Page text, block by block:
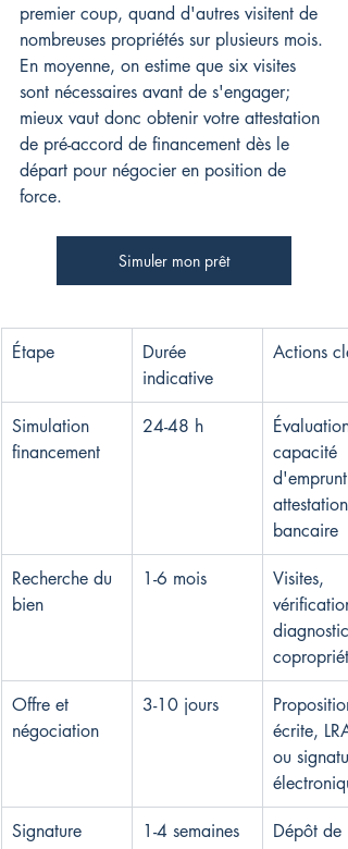
premier coup, quand d'autres visitent de
nombreuses propriétés sur plusieurs mois.
En moyenne, on estime que six visites
sont nécessaires avant de s'engager;
mieux vaut donc obtenir votre attestation
de pré-accord de financement dès le
départ pour négocier en position de
force.
Simuler mon prêt
Étape
Durée
indicative
Actions
Simulation
financement
24-48 h
Évaluation
capacité
d'emprunt,
attestation
bancaire
Recherche du
bien
1-6 mois
Visites,
copropriété
Offre et
négociation
3-10 jours
Proposition
écrite,
ou
Signature
1-4 semaines
Dépôt de